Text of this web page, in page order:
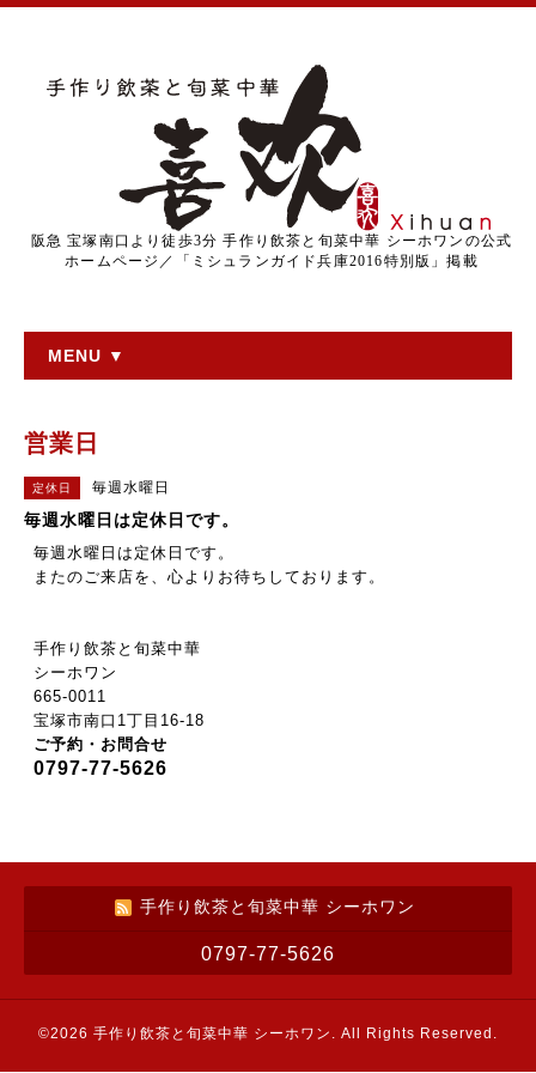
阪急 宝塚南口より徒歩3分 手作り飲茶と旬菜中華 シーホワンの公式
ホームページ／「ミシュランガイド兵庫2016特別版」掲載
MENU ▼
営業日
定休日 毎週水曜日
毎週水曜日は定休日です。
毎週水曜日は定休日です。
またのご来店を、心よりお待ちしております。
手作り飲茶と旬菜中華
シーホワン
665-0011
宝塚市南口1丁目16-18
ご予約・お問合せ
0797-77-5626
手作り飲茶と旬菜中華 シーホワン
0797-77-5626
©2026 手作り飲茶と旬菜中華 シーホワン . All Rights Reserved.